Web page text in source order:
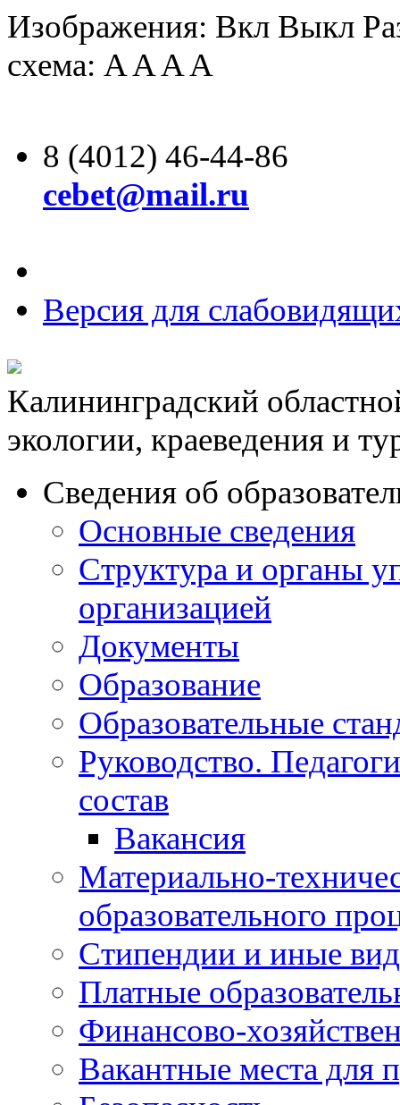
Изображения: Вкл Выкл
схема: AAAA
8 (4012) 46-44-86
cebet@mail.ru
Версия для
Калининградский
экологии, краеведения и
Сведения об
Основные сведения
Структура и органы
организацией
Документы
Образование
Образовательные
Руководство.
состав
Вакансия
Материально-
образовательного
Стипендии и иные
Платные
Финансово-
Вакантные места для